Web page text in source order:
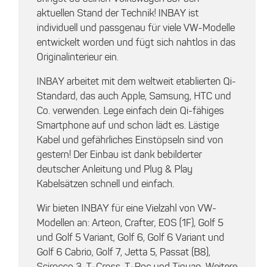
aktuellen Stand der Technik! INBAY ist
individuell und passgenau für viele VW-Modelle
entwickelt worden und fügt sich nahtlos in das
Originalinterieur ein.
INBAY arbeitet mit dem weltweit etablierten Qi-
Standard, das auch Apple, Samsung, HTC und
Co. verwenden. Lege einfach dein Qi-fähiges
Smartphone auf und schon lädt es. Lästige
Kabel und gefährliches Einstöpseln sind von
gestern! Der Einbau ist dank bebilderter
deutscher Anleitung und Plug & Play
Kabelsätzen schnell und einfach.
Wir bieten INBAY für eine Vielzahl von VW-
Modellen an: Arteon, Crafter, EOS (1F), Golf 5
und Golf 5 Variant, Golf 6, Golf 6 Variant und
Golf 6 Cabrio, Golf 7, Jetta 5, Passat (B8),